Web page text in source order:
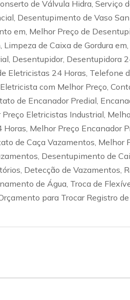
de Válvula Hidra, Serviço
Desentupimento de Vaso
em, Melhor Preço de
de Caixa de Gordura em,
Desentupidor, Desentupidora
Eletricistas 24 Horas, Telefone
com Melhor Preço,
de Encanador Predial,
Eletricistas Industrial,
Melhor Preço Encanador
de Caça Vazamentos, Melhor
Desentupimento de
Detecção de Vazamentos,
de Água, Troca de
para Trocar Registro